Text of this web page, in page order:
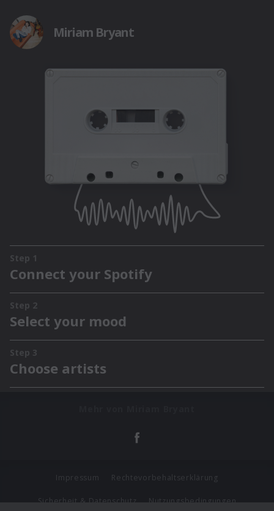
Impressum Rechtevorbehaltserklärung
Sicherheit & Datenschutz Nutzungsbedingungen